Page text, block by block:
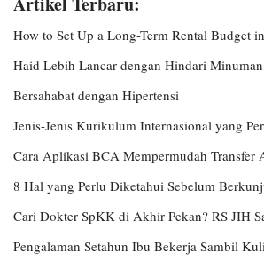
How to Set Up a Long-Term Rental Budget
Haid Lebih Lancar dengan Hindari
Bersahabat dengan Hipertensi
Jenis-Jenis Kurikulum Internasional yang
Cara Aplikasi BCA Mempermudah Transfer
8 Hal yang Perlu Diketahui Sebelum
Cari Dokter SpKK di Akhir Pekan? RS JIH
Pengalaman Setahun Ibu Bekerja Sambil